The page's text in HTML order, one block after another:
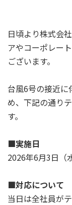
日頃より株式会
アやコーポレー
ございます。
台風6号の接近に
め、下記の通り
す。
■実施日
2026年6月3日（
■対応について
当日は全社員が